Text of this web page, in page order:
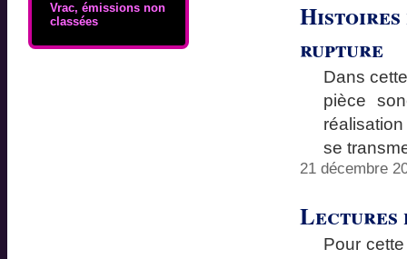
Vrac, émissions non
classées
rupture
Dans
pièce
se
21 décembre
Lectures
Pour